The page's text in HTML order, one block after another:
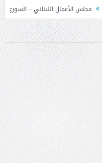
تابع نتائج زيارة دمشق وحدد خطوات